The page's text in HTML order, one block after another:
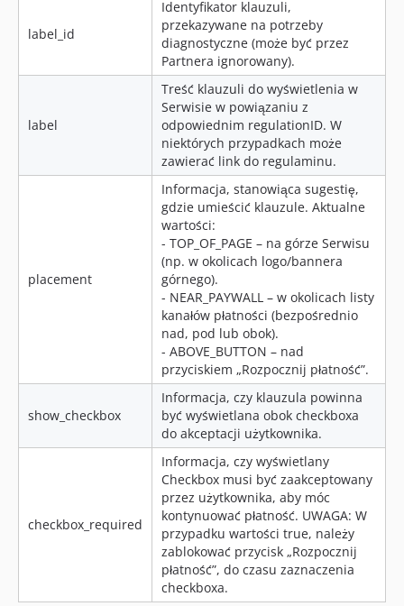
label_id
Identyfikator klauzuli,
przekazywane na potrzeby
diagnostyczne (może być przez
Partnera ignorowany).
label
Treść klauzuli do wyświetlenia w
Serwisie w powiązaniu z
odpowiednim regulationID. W
niektórych przypadkach może
zawierać link do regulaminu.
placement
Informacja, stanowiąca sugestię,
gdzie umieścić klauzule. Aktualne
wartości:
- TOP_OF_PAGE – na górze Serwisu
(np. w okolicach logo/bannera
górnego).
- NEAR_PAYWALL – w okolicach listy
kanałów płatności (bezpośrednio
nad, pod lub obok).
- ABOVE_BUTTON – nad
przyciskiem „Rozpocznij płatność”.
show_checkbox
Informacja, czy klauzula powinna
być wyświetlana obok checkboxa
do akceptacji użytkownika.
checkbox_required
Informacja, czy wyświetlany
Checkbox musi być zaakceptowany
przez użytkownika, aby móc
kontynuować płatność. UWAGA: W
przypadku wartości true, należy
zablokować przycisk „Rozpocznij
płatność”, do czasu zaznaczenia
checkboxa.